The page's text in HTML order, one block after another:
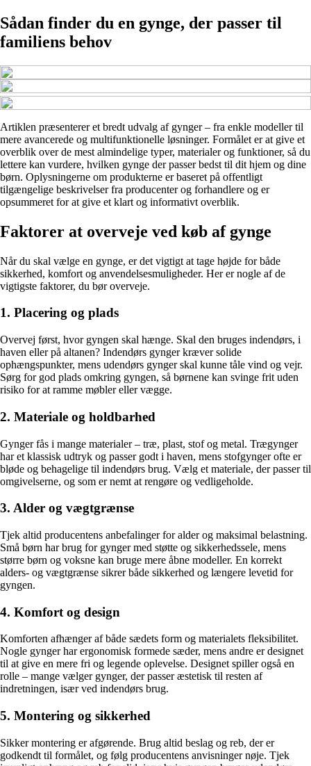
Sådan finder du en gynge, der passer til
familiens behov
Artiklen præsenterer et bredt udvalg af gynger – fra enkle modeller til
mere avancerede og multifunktionelle løsninger. Formålet er at give et
overblik over de mest almindelige typer, materialer og funktioner, så du
lettere kan vurdere, hvilken gynge der passer bedst til dit hjem og dine
børn. Oplysningerne om produkterne er baseret på offentligt
tilgængelige beskrivelser fra producenter og forhandlere og er
opsummeret for at give et klart og informativt overblik.
Faktorer at overveje ved køb af gynge
Når du skal vælge en gynge, er det vigtigt at tage højde for både
sikkerhed, komfort og anvendelsesmuligheder. Her er nogle af de
vigtigste faktorer, du bør overveje.
1. Placering og plads
Overvej først, hvor gyngen skal hænge. Skal den bruges indendørs, i
haven eller på altanen? Indendørs gynger kræver solide
ophængspunkter, mens udendørs gynger skal kunne tåle vind og vejr.
Sørg for god plads omkring gyngen, så børnene kan svinge frit uden
risiko for at ramme møbler eller vægge.
2. Materiale og holdbarhed
Gynger fås i mange materialer – træ, plast, stof og metal. Trægynger
har et klassisk udtryk og passer godt i haven, mens stofgynger ofte er
bløde og behagelige til indendørs brug. Vælg et materiale, der passer til
omgivelserne, og som er nemt at rengøre og vedligeholde.
3. Alder og vægtgrænse
Tjek altid producentens anbefalinger for alder og maksimal belastning.
Små børn har brug for gynger med støtte og sikkerhedssele, mens
større børn og voksne kan bruge mere åbne modeller. En korrekt
alders- og vægtgrænse sikrer både sikkerhed og længere levetid for
gyngen.
4. Komfort og design
Komforten afhænger af både sædets form og materialets fleksibilitet.
Nogle gynger har ergonomisk formede sæder, mens andre er designet
til at give en mere fri og legende oplevelse. Designet spiller også en
rolle – mange vælger gynger, der passer æstetisk til resten af
indretningen, især ved indendørs brug.
5. Montering og sikkerhed
Sikker montering er afgørende. Brug altid beslag og reb, der er
godkendt til formålet, og følg producentens anvisninger nøje. Tjek